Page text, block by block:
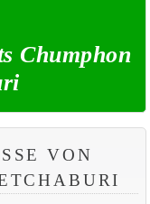
Chumphon
VON